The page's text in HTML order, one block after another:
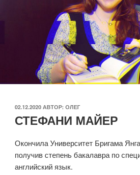
ОПУБЛИКОВАНО
02.12.2020 АВТОР: ОЛЕГ
СТЕФАНИ МАЙЕР
Окончила Университет Бригама
получив степень бакалавра по
английский язык.